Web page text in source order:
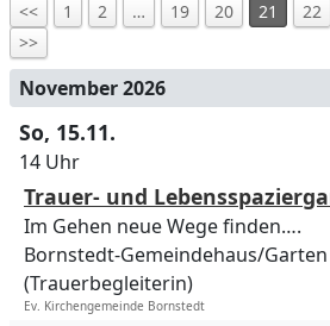
<< 1 2 … 19 20 21 22
>>
November 2026
So, 15.11.
14 Uhr
Trauer- und
Im Gehen neue Wege finden….
Bornstedt-Gemeindehaus/Garten
(Trauerbegleiterin)
Ev. Kirchengemeinde Bornstedt